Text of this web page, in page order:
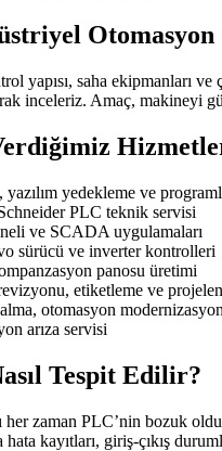
yapısı, saha ekipmanları
inceleriz. Amaç, makineyi
yazılım yedekleme ve
PLC teknik servisi
ve SCADA uygulamaları
sürücü ve inverter kontrolleri
panosu üretimi
etiketleme ve
otomasyon
arıza servisi
Tespit Edilir?
her zaman PLC’nin bozuk
hata kayıtları, giriş-çıkış